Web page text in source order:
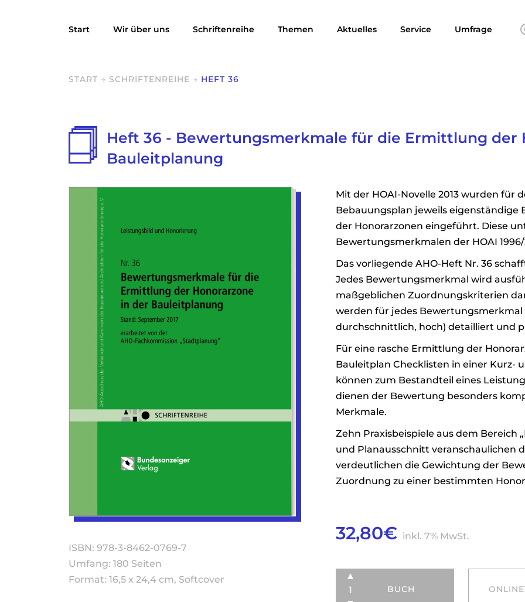
Start Wir über uns Schriftenreihe Themen Aktuelles Service Umfrage
START → SCHRIFTENREIHE → HEFT 36
Heft 36 - Bewertungsmerkmale für die Ermittlung der
Bauleitplanung
ISBN: 978-3-8462-0769-7
Umfang: 180 Seiten
Format: 16,5 x 24,4 cm, Softcover
Mit der HOAI-Novelle 2013 wurden für
Bebauungsplan jeweils
der Honorarzonen eingeführt. Diese
Bewertungsmerkmalen der HOAI
Das vorliegende AHO-Heft Nr. 36
Jedes Bewertungsmerkmal wird
maßgeblichen Zuordnungskriterien
werden für jedes
durchschnittlich, hoch) detailliert und
Für eine rasche Ermittlung der
Bauleitplan Checklisten in einer Kurz-
können zum Bestandteil eines
dienen der Bewertung besonders
Merkmale.
Zehn Praxisbeispiele aus dem
und Planausschnitt veranschaulichen
verdeutlichen die Gewichtung der
Zuordnung zu einer bestimmten
32,80€ inkl. 7% MwSt.
BUCH